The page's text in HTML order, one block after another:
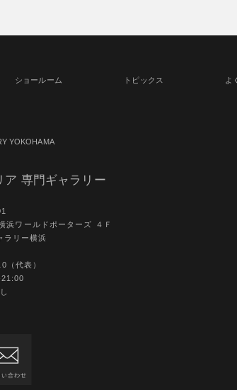
ショールーム トピックス よ
YOKOHAMA
ア 専門ギャラリー
浜ワールドポーターズ ４Ｆ
ラリー横浜
代表）